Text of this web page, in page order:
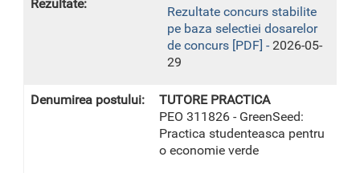
Rezultate concurs stabilite
pe baza selectiei dosarelor
de concurs [PDF] - 2026-05-
29
TUTORE PRACTICA
PEO 311826 - GreenSeed:
Practica studenteasca pentru
o economie verde